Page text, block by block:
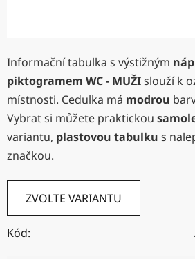
Informační tabulka s výstižným
piktogramem WC - MUŽIslouží k
místnosti. Cedulka má modrou
Vybrat si můžete praktickou
variantu, plastovou tabulku s
značkou.
ZVOLTE VARIANTU
Kód: